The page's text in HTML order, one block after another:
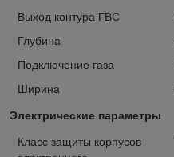
Выход контура ГВС
Глубина
Подключение газа
Ширина
Электрические параметры
Класс защиты корпусов